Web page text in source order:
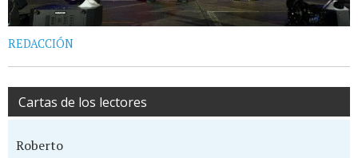
REDACCIÓN
Cartas de los lectores
Roberto